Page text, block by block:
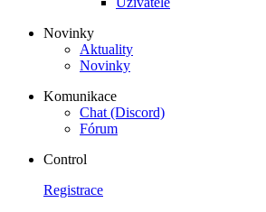
Novinky
Aktuality
Novinky
Komunikace
Chat (Discord)
Fórum
Control
Registrace